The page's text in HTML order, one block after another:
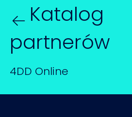
Katalog
partnerów
4DD Online